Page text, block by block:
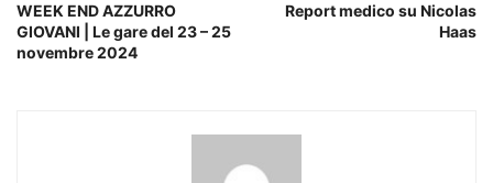
WEEK END AZZURRO
GIOVANI | Le gare del 23 – 25
novembre 2024
Report medico su Nicolas
Haas